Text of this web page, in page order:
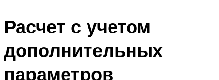
Расчет с учетом
дополнительных
параметров